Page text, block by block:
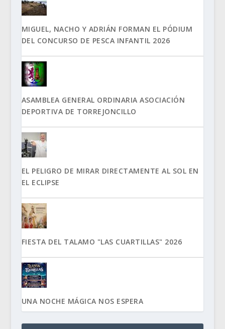
MIGUEL, NACHO Y ADRIÁN FORMAN EL PÓDIUM
DEL CONCURSO DE PESCA INFANTIL 2026
ASAMBLEA GENERAL ORDINARIA ASOCIACIÓN
DEPORTIVA DE TORREJONCILLO
EL PELIGRO DE MIRAR DIRECTAMENTE AL SOL EN
EL ECLIPSE
FIESTA DEL TALAMO "LAS CUARTILLAS" 2026
UNA NOCHE MÁGICA NOS ESPERA